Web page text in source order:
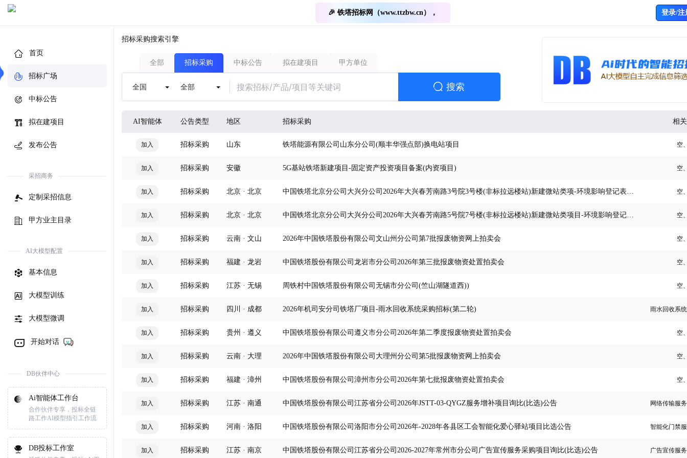
🎉 铁塔招标网（www.ttzbw.cn）， 登录/注
首页
招标广场
中标公告
拟在建项目
发布公告
采招商务
定制采招信息
甲方业主目录
AI大模型配置
基本信息
大模型训练
大模型微调
开始对话
DB伙伴中心
Ai智能体工作台
合作伙伴专享，投标全链
路工作AI模型指引工作流
DB投标工作室
招标采购搜索引擎
全部 招标采购 中标公告 拟在建项目 甲方单位
搜索
AI智能体 公告类型 地区 招标采购 相
加入 招标采购 山东 铁塔能源有限公司山东分公司(顺丰华强点部)换电站项目 空
加入 招标采购 安徽 5G基站铁塔新建项目-固定资产投资项目备案(内资项目) 空
加入 招标采购 北京 · 北京 中国铁塔北京分公司大兴分公司2026年大兴春芳南路3号院3号楼(非标拉远楼站)新建微站类项-环境影响登记表备案 空
加入 招标采购 北京 · 北京 中国铁塔北京分公司大兴分公司2026年大兴春芳南路5号院7号楼(非标拉远楼站)新建微站类项目-环境影响登记表备案 空
加入 招标采购 云南 · 文山 2026年中国铁塔股份有限公司文山州分公司第7批报废物资网上拍卖会 空
加入 招标采购 福建 · 龙岩 中国铁塔股份有限公司龙岩市分公司2026年第三批报废物资处置拍卖会 空
加入 招标采购 江苏 · 无锡 周铁村中国铁塔股份有限公司无锡市分公司(竺山湖隧道西)) 空
加入 招标采购 四川 · 成都 2026年机司安分司铁塔厂项目-雨水回收系统采购招标(第二轮)
加入 招标采购 贵州 · 遵义 中国铁塔股份有限公司遵义市分公司2026年第二季度报废物资处置拍卖会 空
加入 招标采购 云南 · 大理 2026年中国铁塔股份有限公司大理州分公司第5批报废物资网上拍卖会 空
加入 招标采购 福建 · 漳州 中国铁塔股份有限公司漳州市分公司2026年第七批报废物资处置拍卖会 空
加入 招标采购 江苏 · 南通 中国铁塔股份有限公司江苏省分公司2026年JSTT-03-QYGZ服务增补项目询比(比选)公告
加入 招标采购 河南 · 洛阳 中国铁塔股份有限公司洛阳市分公司2026年-2028年各县区工会智能化爱心驿站项目比选公告
加入 招标采购 江苏 · 南京 中国铁塔股份有限公司江苏省分公司2026-2027年常州市分公司广告宣传服务采购项目询比(比选)公告